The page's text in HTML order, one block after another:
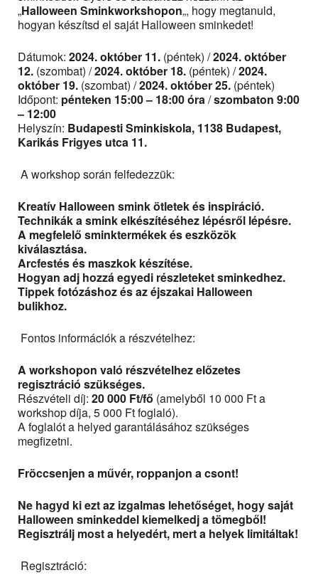
„Halloween Sminkworkshopon„, hogy megtanuld,
hogyan készítsd el saját Halloween sminkedet!
Dátumok: 2024. október 11. (péntek) /2024. október
12. (szombat) /2024. október 18. (péntek) /2024.
október 19. (szombat) /2024. október 25. (péntek)
Időpont: pénteken 15:00 – 18:00 óra/szombaton 9:00
– 12:00
Helyszín: Budapesti Sminkiskola, 1138 Budapest,
Karikás Frigyes utca 11.
A workshop során felfedezzük:
Kreatív Halloween smink ötletek és inspiráció.
Technikák a smink elkészítéséhez lépésről lépésre.
A megfelelő sminktermékek és eszközök
kiválasztása.
Arcfestés és maszkok készítése.
Hogyan adj hozzá egyedi részleteket sminkedhez.
Tippek fotózáshoz és az éjszakai Halloween
bulikhoz.
Fontos információk a részvételhez:
A workshopon való részvételhez előzetes
regisztráció szükséges.
Részvételi díj: 20 000 Ft/fő (amelyből 10 000 Ft a
workshop díja, 5 000 Ft foglaló).
A foglalót a helyed garantálásához szükséges
megfizetni.
Fröccsenjen a művér, roppanjon a csont!
Ne hagyd ki ezt az izgalmas lehetőséget, hogy saját
Halloween sminkeddel kiemelkedj a tömegből!
Regisztrálj most a helyedért, mert a helyek limitáltak!
Regisztráció: